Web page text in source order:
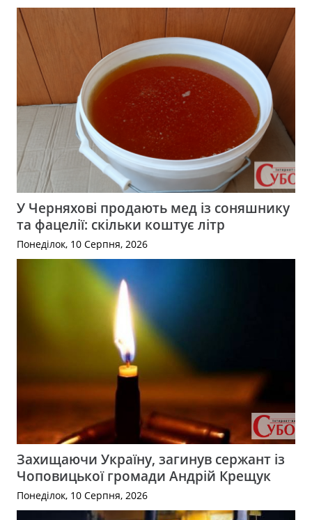
У Черняхові продають мед із соняшнику
та фацелії: скільки коштує літр
Понеділок, 10 Серпня, 2026
Захищаючи Україну, загинув сержант із
Чоповицької громади Андрій Крещук
Понеділок, 10 Серпня, 2026